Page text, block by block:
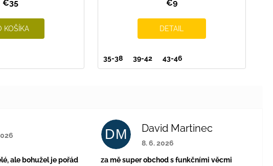
€35
KOŠÍKA
€9
DETAIL
35-38 39-42 43-46
obchodu je 4 z 5 hviezdičiek.
ale bohužel je pořád
DM David Martinec
Hodnotenie obchodu je 5 z 5
8. 6. 2026
za mě super obchod s funkčními věcmi